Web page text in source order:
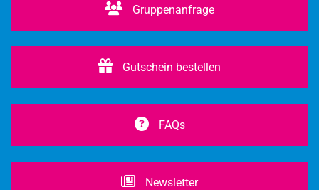
Gruppenanfrage
Gutschein bestellen
FAQs
Newsletter